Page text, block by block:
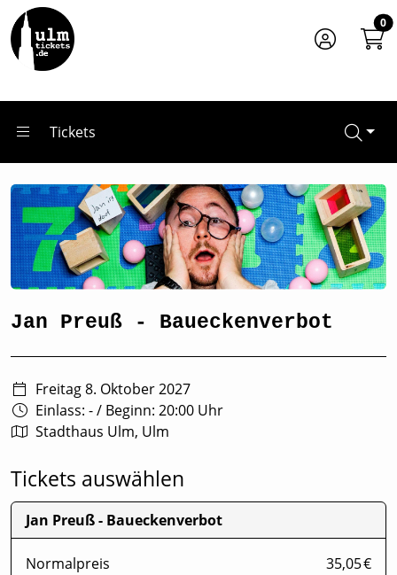
Zum Hauptinhalt springen 0
Tickets
Startseite
Tickets
Jan Preuß - Baueckenverbot
Jan Preuß - Baueckenverbot
Freitag 8. Oktober 2027
Einlass: -/ Beginn: 20:00 Uhr
Stadthaus Ulm, Ulm
Tickets auswählen
Jan Preuß - Baueckenverbot
Normalpreis 35,05 €